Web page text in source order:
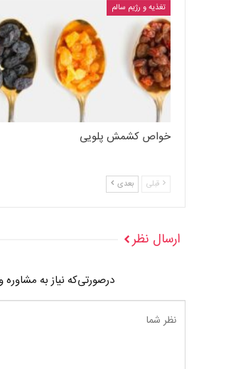
تغذیه و رژیم سالم
خواص کشمش پلویی
قبلی بعدی
ارسال نظر
درصورتی‌که نیاز به